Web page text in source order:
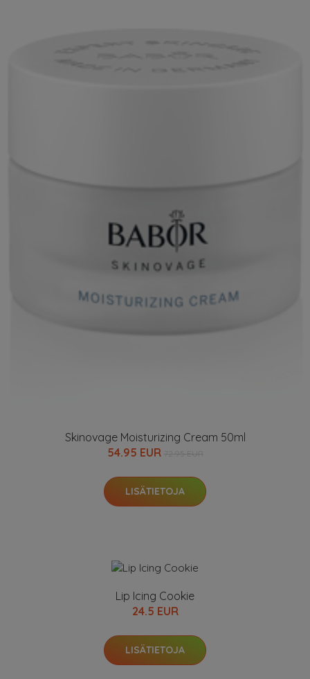
Skinovage Moisturizing Cream 50ml
54.95 EUR
LISÄTIETOJA
Lip Icing Cookie
24.5 EUR
LISÄTIETOJA